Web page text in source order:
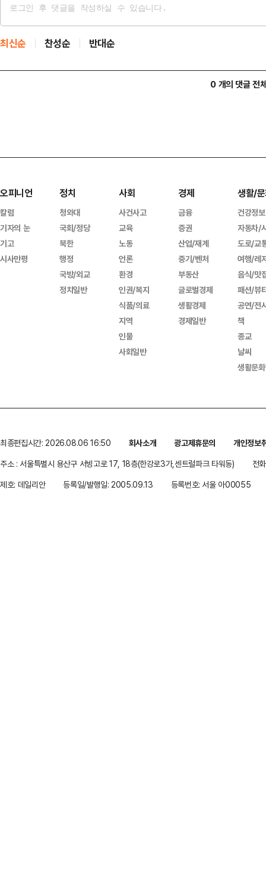
최신순 찬성순 반대순
0 개의 댓글 전
오피니언
칼럼
기자의 눈
기고
시사만평
정치
청와대
국회/정당
북한
행정
국방/외교
정치일반
사회
사건사고
교육
노동
언론
환경
인권/복지
식품/의료
지역
인물
사회일반
경제
금융
증권
산업/재계
중기/벤처
부동산
글로벌경제
생활경제
경제일반
생활/
건강정보
자동차/
도로/교
여행/레
음식/맛
패션/뷰
공연/전
책
종교
날씨
생활문
최종편집시간: 2026.08.06 16:50 회사소개 광고제휴문의
개인정보
주소 : 서울특별시 용산구 서빙고로 17, 18층(한강로3가,센트럴파크 타워동)
전
제호: 데일리안
등록일/발행일: 2005.09.13 등록번호: 서울 아00055